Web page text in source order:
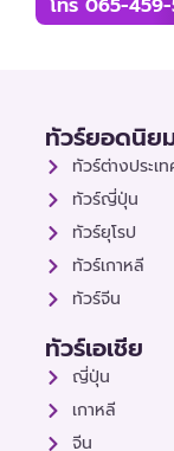
โทร 065-
ทัวร์ยอดนิย
ทัวร์ต่างประเท
ทัวร์ญี่ปุ่น
ทัวร์ยุโรป
ทัวร์เกาหลี
ทัวร์จีน
ทัวร์เอเชีย
ญี่ปุ่น
เกาหลี
จีน